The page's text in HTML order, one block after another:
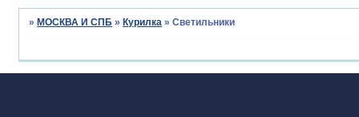
» МОСКВА И СПБ » Курилка »Светильники